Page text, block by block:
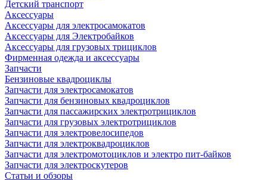
Детский транспорт
Аксессуары
Аксессуары для электросамокатов
Аксессуары для Электробайков
Аксессуары для грузовых трициклов
Фирменная одежда и аксессуары
Запчасти
Бензиновые квадроциклы
Запчасти для электросамокатов
Запчасти для бензиновых квадроциклов
Запчасти для пассажирских электротрициклов
Запчасти для грузовых электротрициклов
Запчасти для электровелосипедов
Запчасти для электроквадроциклов
Запчасти для электромотоциклов и электро пит-байков
Запчасти для электроскутеров
Статьи и обзоры